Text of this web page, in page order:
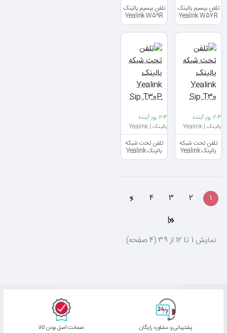
تلفن بیسیم یالینک
Yealink W57R
تلفن بیسیم یالینک
Yealink W59R
2-3 روز آینده
یالینک | Yealink
تلفن تحت شبکه
یالینک Yealink
Sip T30
2-3 روز آینده
یالینک | Yealink
تلفن تحت شبکه
یالینک Yealink
Sip T30P
1
2
3
4
>
>|
نمايش 1 تا 12 از 39 (4 صفحه)
پشتیبانی و مشاوره رایگان ﺿﻤﺎﻧﺖ اﺻﻞ ﺑﻮدن ﮐﺎﻟﺎ